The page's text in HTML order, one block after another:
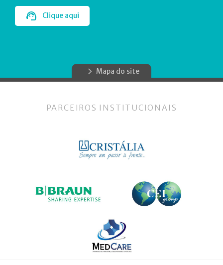
Clique aqui
Mapa do site
PARCEIROS INSTITUCIONAIS